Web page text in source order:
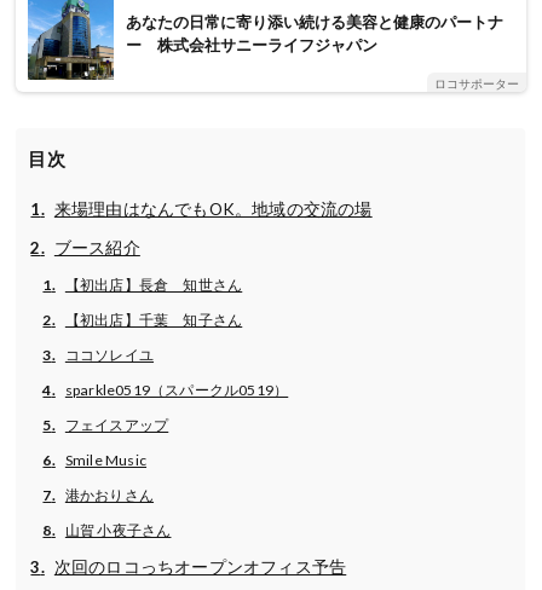
あなたの日常に寄り添い続ける美容と健康のパートナ
ー 株式会社サニーライフジャパン
ロコサポーター
目次
来場理由はなんでもOK。地域の交流の場
ブース紹介
【初出店】長倉 知世さん
【初出店】千葉 知子さん
ココソレイユ
sparkle0519（スパークル0519）
フェイスアップ
Smile Music
港かおりさん
山賀 小夜子さん
次回のロコっちオープンオフィス予告